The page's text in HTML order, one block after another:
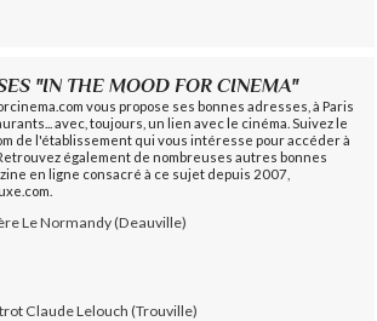
"IN THE MOOD FOR CINEMA"
vous propose ses bonnes adresses, à Paris
avec, toujours, un lien avec le cinéma. Suivez le
de l'établissement qui vous intéresse pour accéder à
également de nombreuses autres bonnes
en ligne consacré à ce sujet depuis 2007,
Le Normandy (Deauville)
Claude Lelouch (Trouville)